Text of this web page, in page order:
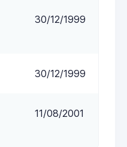
30/12/1999
30/12/1999
11/08/2001